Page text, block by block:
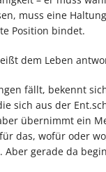
muss eine
Position bindet.
dem Leben
fällt, bekennt
sich aus der
übernimmt ein
das, wofür oder
Aber gerade da